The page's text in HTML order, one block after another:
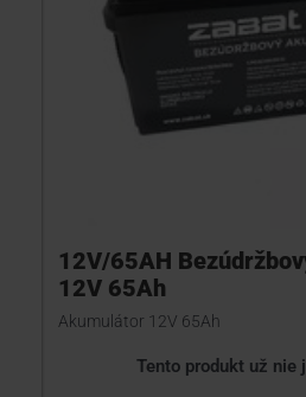
12V/65AH
12V 65Ah
Akumulátor 12V 65Ah
Tento produkt už nie